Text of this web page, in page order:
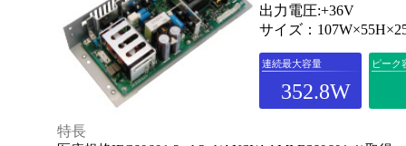
出力電圧:+36V
サイズ：
連続最大容量
352.8W
ピーク
特長